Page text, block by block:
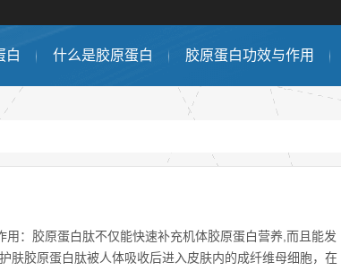
白 什么是胶原蛋白 胶原蛋白功效与作用
用：胶原蛋白肽不仅能快速补充机体胶原蛋白营养,而且能发
肤胶原蛋白肽被人体吸收后进入皮肤内的成纤维母细胞，在